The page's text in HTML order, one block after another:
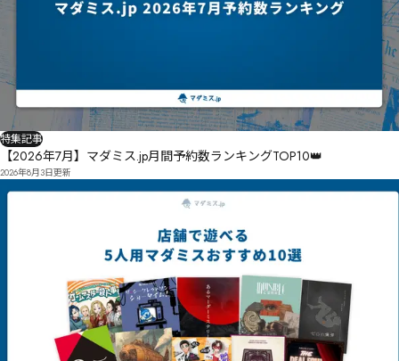
特集記事
【2026年7月】マダミス.jp月間予約数ランキングTOP10👑
2026年8月3日更新